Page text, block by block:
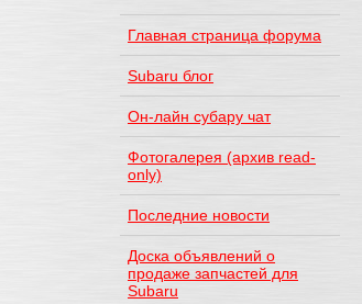
Главная страница форума
Subaru блог
Он-лайн субару чат
Фотогалерея (архив read-
only)
Последние новости
Доска объявлений о
продаже запчастей для
Subaru